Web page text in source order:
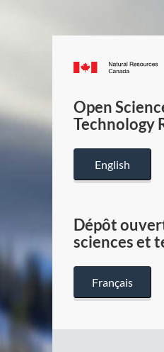
Open
Technology
English
Dépôt
sciences et
Français